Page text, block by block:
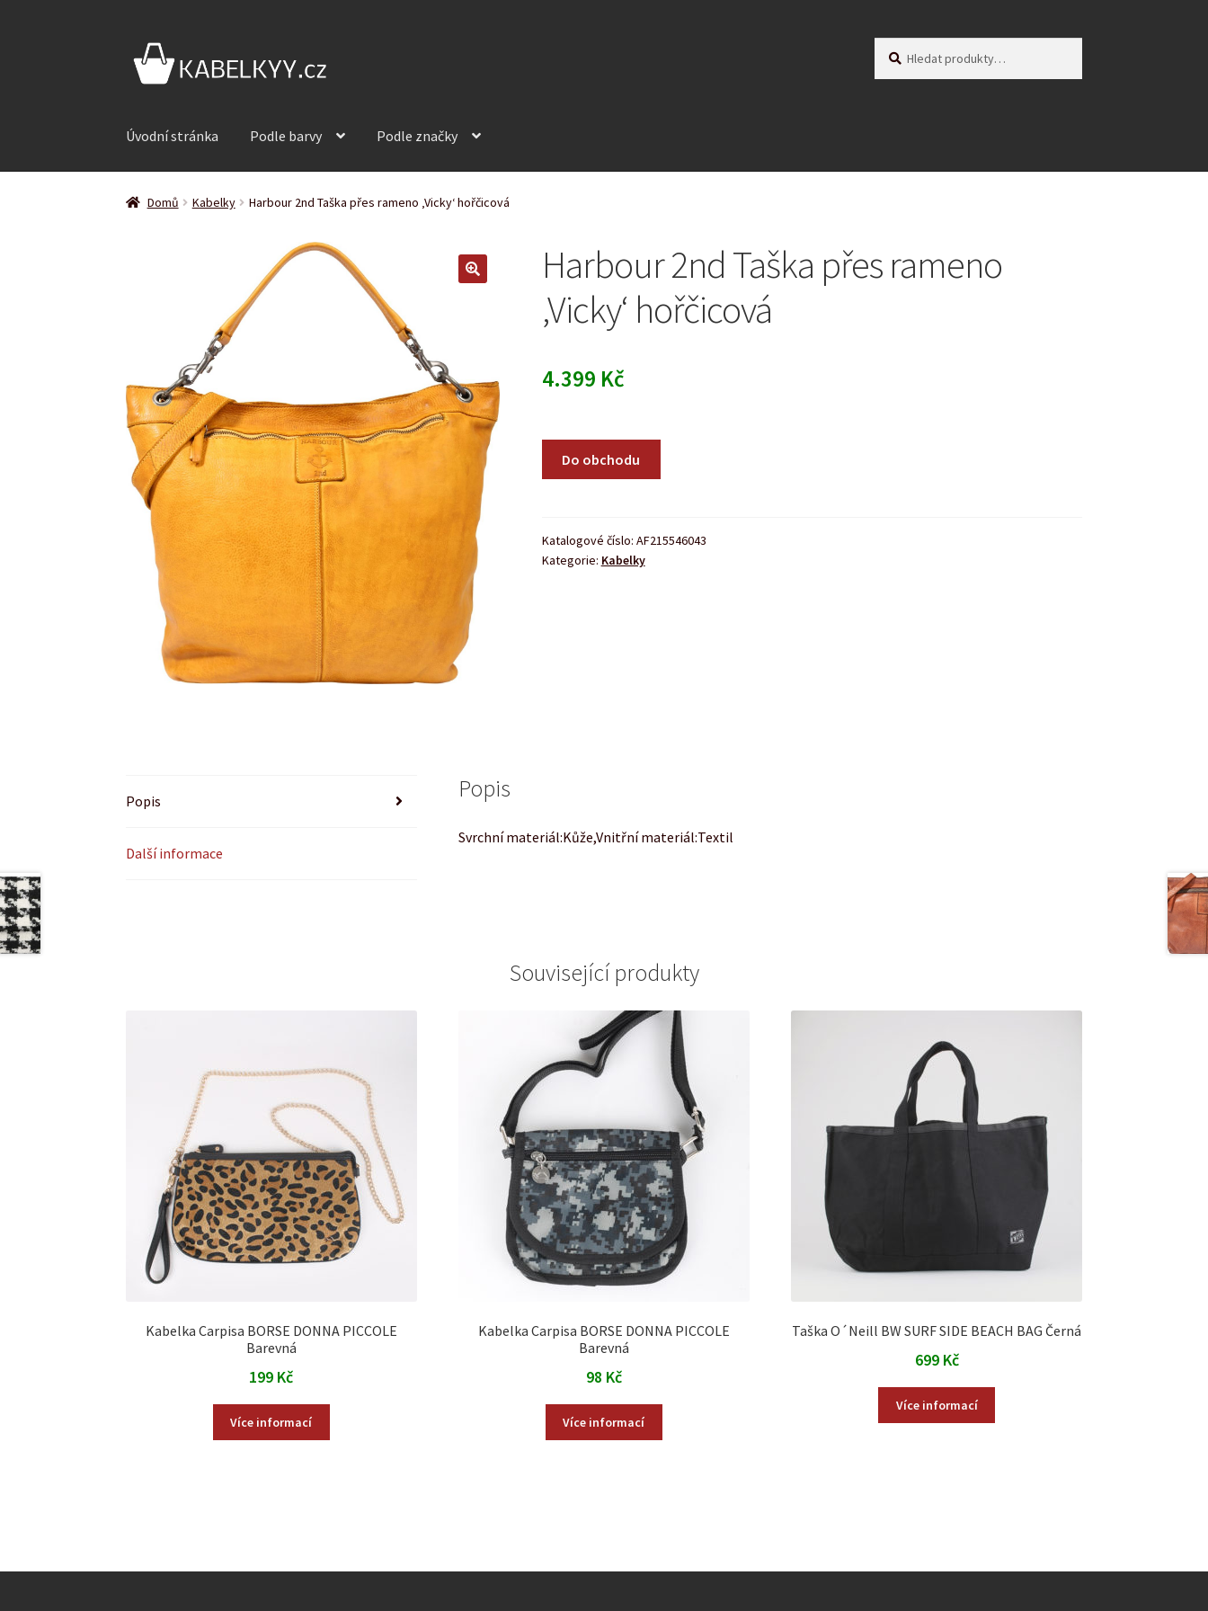
Přeskočit
na
Přejít
Úvodní stránka Podle barvy Podle značky
Domů Kabelky Harbour 2nd Taška přes rameno ‚Vicky‘ hořčicová
Harbour 2nd Taška přes rameno
‚Vicky‘ hořčicová
4.399 Kč
Do obchodu
Katalogové číslo: AF215546043
Kategorie: Kabelky
Popis
Další informace
Popis
Svrchní materiál:Kůže,Vnitřní materiál:Textil
Související produkty
Kabelka Carpisa BORSE DONNA PICCOLE
Barevná
199 Kč
Více informací
Kabelka Carpisa BORSE DONNA PICCOLE
Barevná
98 Kč
Více informací
Taška O´Neill BW SURF SIDE BEACH BAG Černá
699 Kč
Více informací